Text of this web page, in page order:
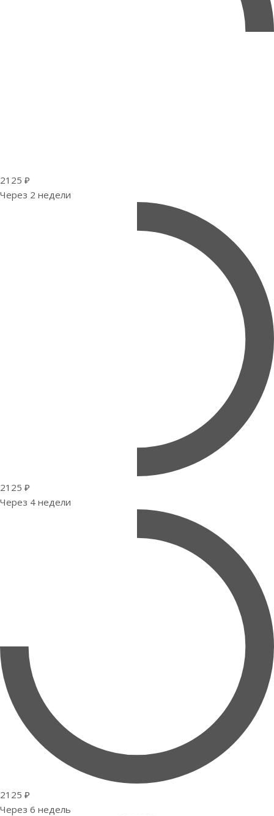
2125 ₽
Через 2 недели
2125 ₽
Через 4 недели
2125 ₽
Через 6 недель